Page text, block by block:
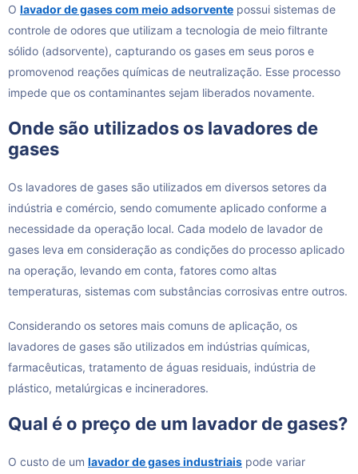
O lavador de gases com meio adsorvente possui sistemas de
controle de odores que utilizam a tecnologia de meio filtrante
sólido (adsorvente), capturando os gases em seus poros e
promovenod reações químicas de neutralização. Esse processo
impede que os contaminantes sejam liberados novamente.
Onde são utilizados os lavadores de
gases
Os lavadores de gases são utilizados em diversos setores da
indústria e comércio, sendo comumente aplicado conforme a
necessidade da operação local. Cada modelo de lavador de
gases leva em consideração as condições do processo aplicado
na operação, levando em conta, fatores como altas
temperaturas, sistemas com substâncias corrosivas entre outros.
Considerando os setores mais comuns de aplicação, os
lavadores de gases são utilizados em indústrias químicas,
farmacêuticas, tratamento de águas residuais, indústria de
plástico, metalúrgicas e incineradores.
Qual é o preço de um lavador de gases?
O custo de um lavador de gases industriais pode variar